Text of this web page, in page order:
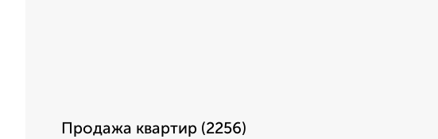
Продажа квартир (2256)